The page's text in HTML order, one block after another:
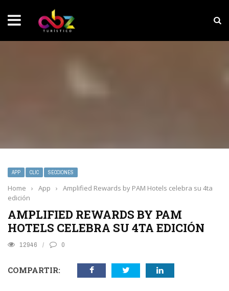
NOTICIAS SOBRESALIENTES
APP CLIC SECCIONES
Home › App ›
Amplified Rewards by PAM Hotels celebra su 4ta
edición
AMPLIFIED REWARDS BY PAM
HOTELS CELEBRA SU 4TA EDICIÓN
12946 0
COMPARTIR: